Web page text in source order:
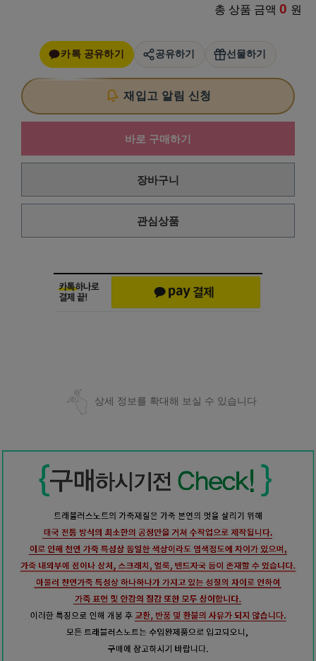
총 상품 금액 0 원
카톡 공유하기 공유하기 선물하기
재입고 알림 신청
바로 구매하기
장바구니
관심상품
상세 정보를 확대해 보실 수 있습니다